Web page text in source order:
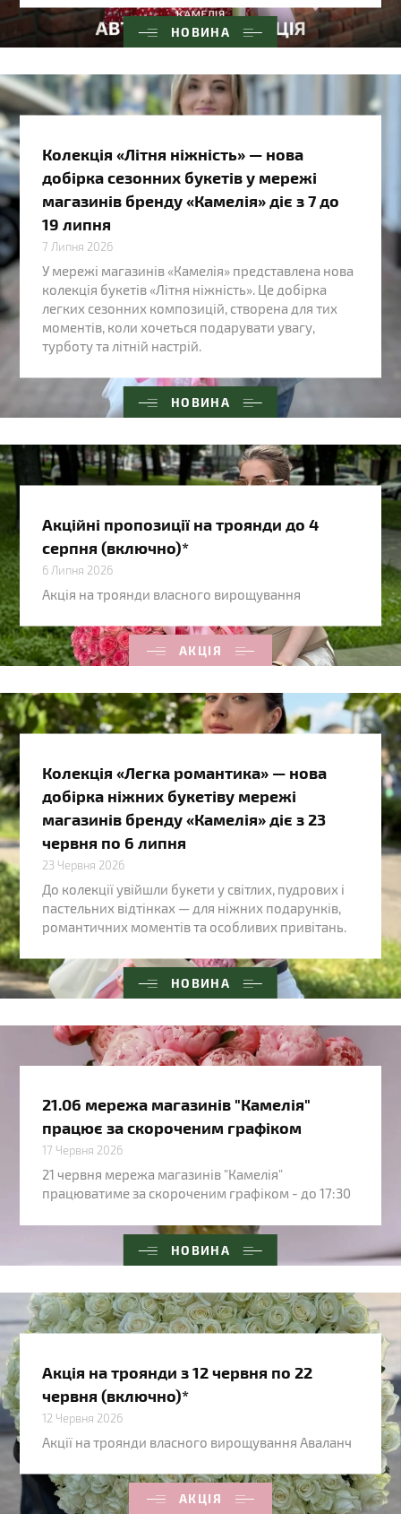
НОВИНА
НОВИНА
Колекція «Літня ніжність» — нова
добірка сезонних букетів у мережі
магазинів бренду «Камелія» діє з 7 до
19 липня
7 Липня 2026
У мережі магазинів «Камелія» представлена нова
колекція букетів «Літня ніжність». Це добірка
легких сезонних композицій, створена для тих
моментів, коли хочеться подарувати увагу,
турботу та літній настрій.
АКЦІЯ
Акційні пропозиції на троянди до 4
серпня (включно)*
6 Липня 2026
Акція на троянди власного вирощування
НОВИНА
Колекція «Легка романтика» — нова
добірка ніжних букетіву мережі
магазинів бренду «Камелія» діє з 23
червня по 6 липня
23 Червня 2026
До колекції увійшли букети у світлих, пудрових і
пастельних відтінках — для ніжних подарунків,
романтичних моментів та особливих привітань.
НОВИНА
21.06 мережа магазинів "Камелія"
працює за скороченим графіком
17 Червня 2026
21 червня мережа магазинів "Камелія"
працюватиме за скороченим графіком - до 17:30
АКЦІЯ
Акція на троянди з 12 червня по 22
червня (включно)*
12 Червня 2026
Акції на троянди власного вирощування Аваланч